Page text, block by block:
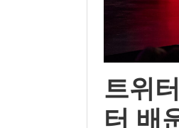
트위
터 배